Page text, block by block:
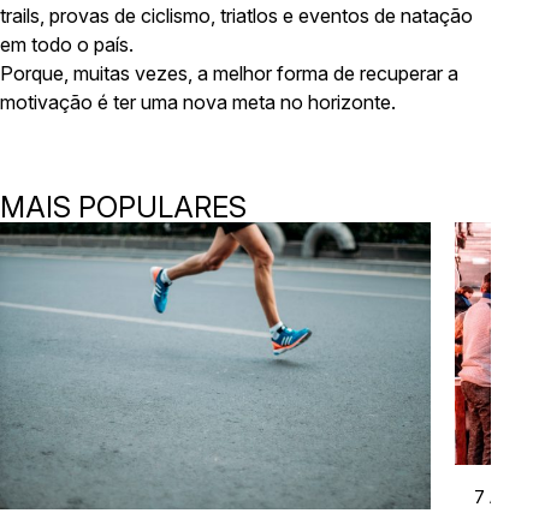
trails, provas de ciclismo, triatlos e eventos de natação
em todo o país.
Porque, muitas vezes, a melhor forma de recuperar a
motivação é ter uma nova meta no horizonte.
MAIS POPULARES
7 Abr